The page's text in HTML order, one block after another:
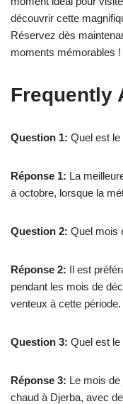
découvrir cette
Réservez dès
moments mémorables !
Frequently
Question 1: Quel est le
Réponse 1: La
à octobre, lorsque la
Question 2: Quel mois
Réponse 2: Il est
pendant les mois de
venteux à cette période.
Question 3: Quel est
Réponse 3: Le mois
chaud à Djerba, avec